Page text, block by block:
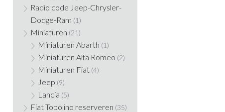
Radio code Jeep-Chrysler-
Dodge-Ram (1)
Miniaturen (21)
Miniaturen Abarth (1)
Miniaturen Alfa Romeo (2)
Miniaturen Fiat (4)
Jeep (9)
Lancia (5)
Fiat Topolino reserveren (35)